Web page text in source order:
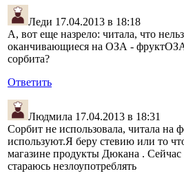
Леди 17.04.2013 в 18:18
А, вот еще назрело: читала, что
оканчивающиеся на ОЗА -
сорбита?
Ответить
Людмила 17.04.2013 в 18:31
Сорбит не использовала, читала на
используют.Я беру стевию или то
магазине продукты Дюкана .
стараюсь незлоупотреблять